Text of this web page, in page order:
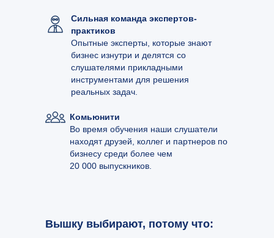
Сильная команда экспертов-
практиков
Опытные эксперты, которые знают
бизнес изнутри и делятся со
слушателями прикладными
инструментами для решения
реальных задач.
Вышку выбирают, потому что:
Комьюнити
Во время обучения наши слушатели
находят друзей, коллег и партнеров по
бизнесу среди более чем
20 000 выпускников.